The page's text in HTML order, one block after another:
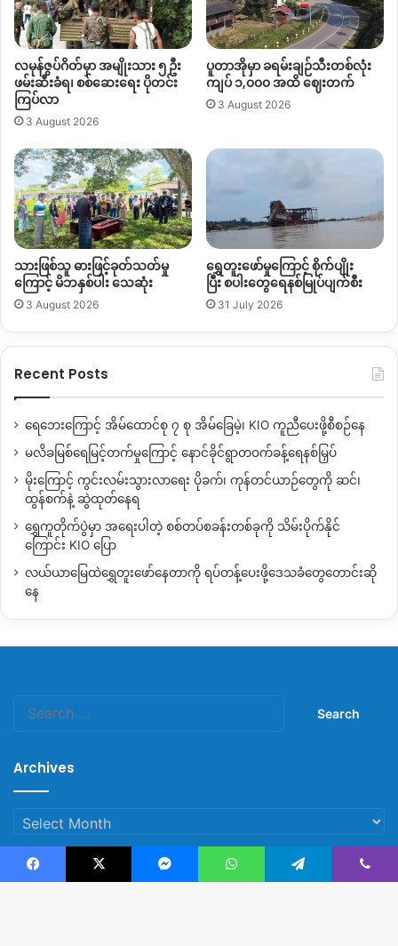
လမုန်ဇွပ်ဂိတ်မှာ အမျိုးသား ၅ ဦး
ဖမ်းဆီးခံရ၊ စစ်ဆေးရေး ပိုတင်း
ကြပ်လာ
3 August 2026
ပူတာအိုမှာ ခရမ်းချဉ်သီးတစ်လုံး
ကျပ် ၁,၀၀၀ အထိ ဈေးတက်
3 August 2026
သားဖြစ်သူ ဓားဖြင့်ခုတ်သတ်မှု
ကြောင့် မိဘနှစ်ပါး သေဆုံး
3 August 2026
ရွှေတူးဖော်မှုကြောင့် စိုက်ပျိုး
ပြီး စပါးတွေရေနစ်မြုပ်ပျက်စီး
31 July 2026
Recent Posts
ရေဘေးကြောင့် အိမ်ထောင်စု ၇ စု အိမ်ခြေမဲ့၊ KIO ကူညီပေးဖို့စီစဉ်နေ
မလိခမြစ်ရေမြင့်တက်မှုကြောင့် နောင်ခိုင်ရွာတဝက်ခန့်ရေနစ်မြှပ်
မိုးကြောင့် ကွင်းလမ်းသွားလာရေး ပိုခက်၊ ကုန်တင်ယာဉ်တွေကို ဆင်၊
ထွန်စက်နဲ့ ဆွဲထုတ်နေရ
ရွှေကူတိုက်ပွဲမှာ အရေးပါတဲ့ စစ်တပ်စခန်းတစ်ခုကို သိမ်းပိုက်နိုင်
ကြောင်း KIO ပြော
လယ်ယာမြေထဲရွှေတူးဖော်နေတာကို ရပ်တန့်ပေးဖို့ဒေသခံတွေတောင်းဆို
နေ
Archives
Archives
Facebook X Messenger WhatsApp Telegram Viber